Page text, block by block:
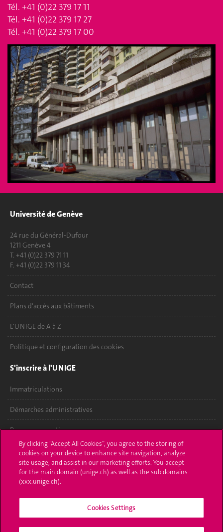
Tél. +41 (0)22 379 17 11
Tél. +41 (0)22 379 17 27
Tél. +41 (0)22 379 17 00
Université de Genève
24 rue du Général-Dufour
1211 Genève 4
T. +41 (0)22 379 71 11
F. +41 (0)22 379 11 34
Contact
Plans d'accès aux bâtiments
L'UNIGE de A à Z
Politique et configuration des cookies
S'inscrire à l'UNIGE
Immatriculations
Démarches administratives
Poser une question
L'UNIGE vous informe
UNIGE Mobile
By clicking “Accept All Cookies”, you agree to the storing of
cookies on your device to enhance site navigation, analyze
site usage, and assist in our marketing efforts. You accept
for the main domain (unige.ch) as well as the sub domains
(xxx.unige.ch).
Cookies Settings